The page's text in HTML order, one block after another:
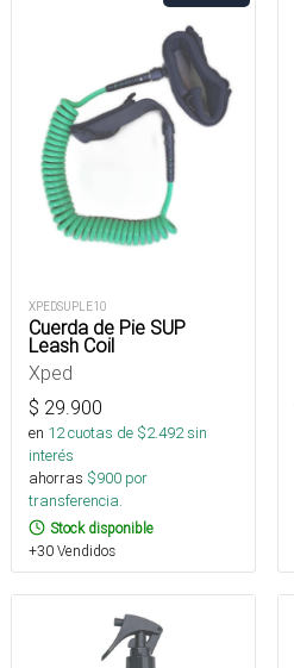
XPEDSUPLE10
Cuerda de Pie SUP
Leash Coil
Xped
$ 29.900
en 12cuotas de $2.492sin
interés
ahorras $900 por
transferencia.
Stock disponible
+30 Vendidos